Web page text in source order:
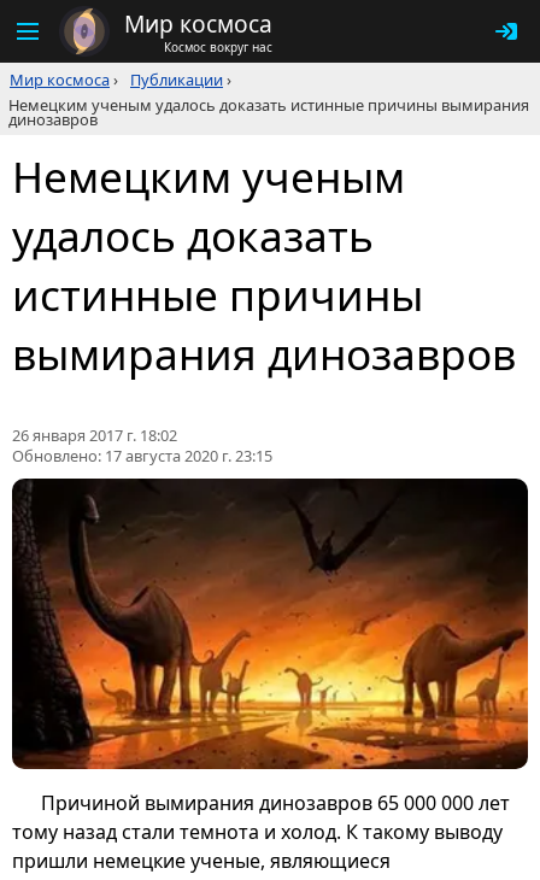
Мир космоса
Космос вокруг нас
Мир космоса› Публикации›
Немецким ученым удалось доказать истинные причины вымирания
динозавров
Немецким ученым
удалось доказать
истинные причины
вымирания динозавров
26 января 2017 г. 18:02
Обновлено: 17 августа 2020 г. 23:15
Причиной вымирания динозавров 65 000 000 лет
тому назад стали темнота и холод. К такому выводу
пришли немецкие ученые, являющиеся